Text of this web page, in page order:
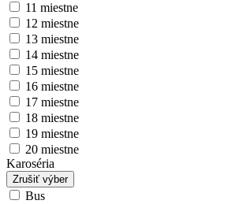
11 miestne
12 miestne
13 miestne
14 miestne
15 miestne
16 miestne
17 miestne
18 miestne
19 miestne
20 miestne
Karoséria
Zrušiť výber
Bus